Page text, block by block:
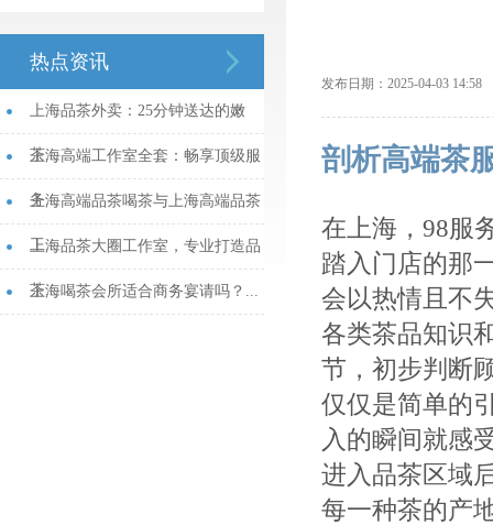
热点资讯
上海品茶外卖：25分钟送达的嫩
茶...
上海高端工作室全套：畅享顶级服
务...
上海高端品茶喝茶与上海高端品茶
工...
上海品茶大圈工作室，专业打造品
茶...
上海喝茶会所适合商务宴请吗？...
发布日期：2025-04-03
剖析高端茶
在上海，98服
踏入门店的那
会以热情且不
各类茶品知识
节，初步判断
仅仅是简单的
入的瞬间就感
进入品茶区域
每一种茶的产